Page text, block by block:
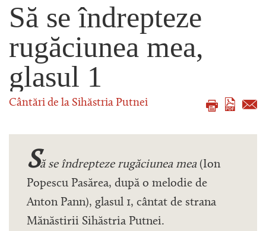
Să se îndrepteze
rugăciunea mea,
glasul 1
Cântări de la Sihăstria Putnei
Să se îndrepteze rugăciunea mea(Ion
Popescu Pasărea, după o melodie de
Anton Pann), glasul 1, cântat de strana
Mănăstirii Sihăstria Putnei.